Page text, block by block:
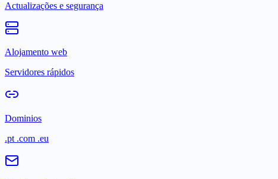
Actualizações e segurança
Alojamento web
Servidores rápidos
Dominios
.pt .com .eu